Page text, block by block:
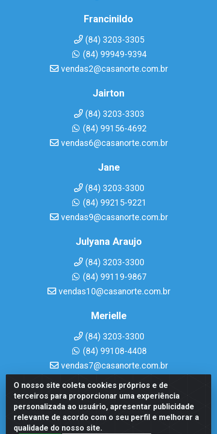
O nosso site coleta cookies próprios e de
terceiros para proporcionar uma experiência
personalizada ao usuário, apresentar publicidade
relevante de acordo com o seu perfil e melhorar a
qualidade do nosso site.
Francinildo
(84) 3203-3305
(84) 99949-9394
vendas2@casanorte.com.br
Jairton
(84) 3203-3303
(84) 99156-4692
vendas6@casanorte.com.br
Jane
(84) 3203-3300
(84) 99215-9221
vendas9@casanorte.com.br
Julyana Araujo
(84) 3203-3300
(84) 99119-9867
vendas10@casanorte.com.br
Merielle
(84) 3203-3300
(84) 99108-4408
vendas7@casanorte.com.br
Casa Norte LTDA - Av. Interventor Mário Câmara, 1815 -
Dix-Sept Rosado, Natal/RN - CEP 59054-600 - CNPJ
08.713.513/0001-51